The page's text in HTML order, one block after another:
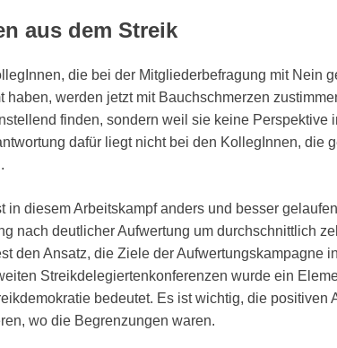
aus dem Streik
die bei der Mitgliederbefragung mit Nein
haben, werden jetzt mit Bauchschmerzen
finden, sondern weil sie keine Perspektive
dafür liegt nicht bei den KollegInnen, die
in diesem Arbeitskampf anders und besser
nach deutlicher Aufwertung um durchschnittlich
den Ansatz, die Ziele der Aufwertungskampagne
Streikdelegiertenkonferenzen wurde ein
bedeutet. Es ist wichtig, die positiven
wo die Begrenzungen waren.